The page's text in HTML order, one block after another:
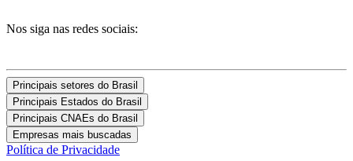
Nos siga nas redes sociais:
Principais setores do Brasil
Principais Estados do Brasil
Principais CNAEs do Brasil
Empresas mais buscadas
Política de Privacidade